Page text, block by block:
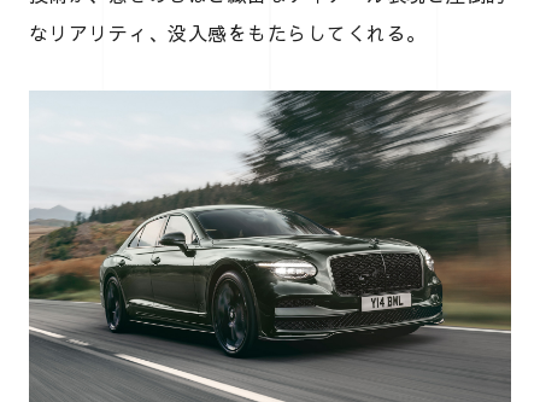
なリアリティ、没入感をもたらしてくれる。